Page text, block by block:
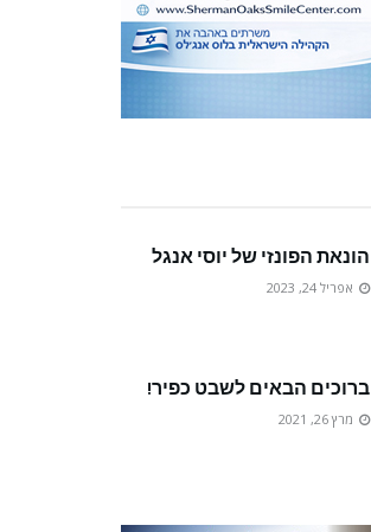
הונאת הפונזי של יוסי אנגל
אפריל 24, 2023
ברוכים הבאים לשבט כפיר!
מרץ 26, 2021